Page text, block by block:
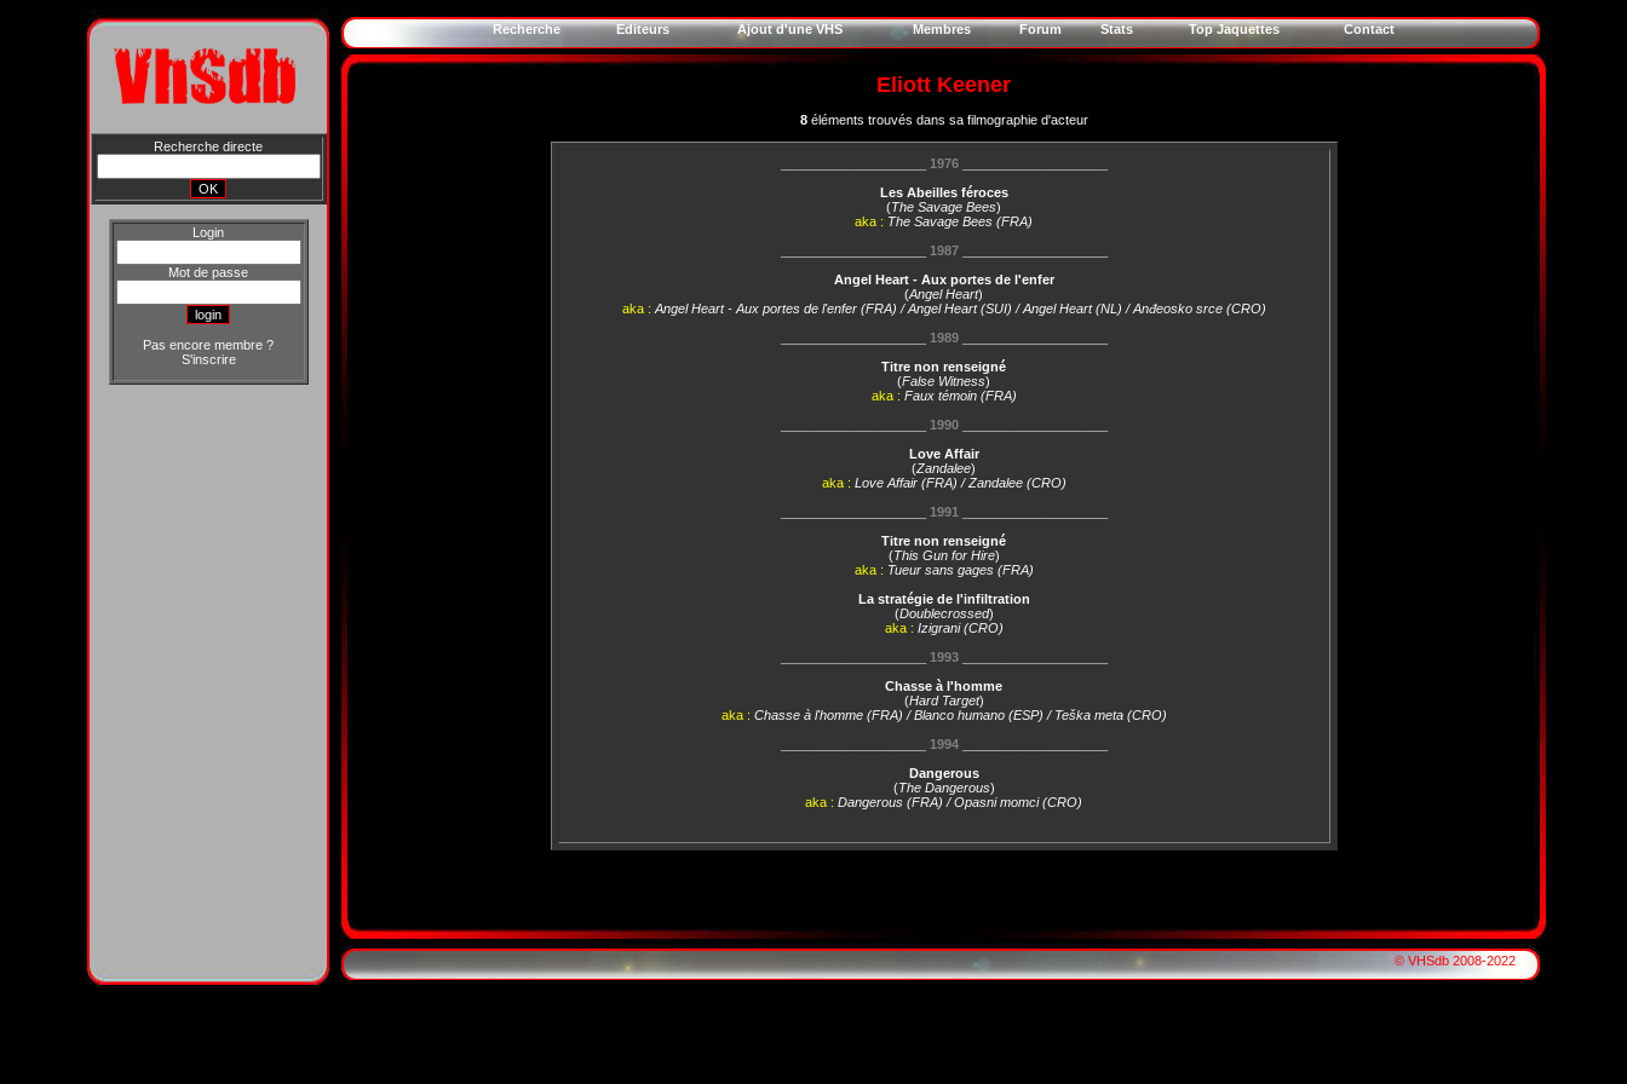
Recherche directe
Login
Mot de passe
Pas encore membre ?
S'inscrire
Recherche Editeurs Ajout d'une VHS Membres Forum Stats Top Jaquettes Contact
Eliott Keener
8éléments trouvés dans sa filmographie d'acteur
1976____________________
Les Abeilles féroces
(The Savage Bees)
aka : The Savage Bees (FRA)
1987____________________
Angel Heart - Aux portes de l'enfer
(Angel Heart)
aka : Angel Heart - Aux portes de l'enfer (FRA) / Angel Heart (SUI) / Angel Heart (NL) / Anđeosko srce (CRO)
1989____________________
Titre non renseigné
(False Witness)
aka : Faux témoin (FRA)
1990____________________
Love Affair
(Zandalee)
aka : Love Affair (FRA) / Zandalee (CRO)
1991
Titre non renseigné
(This Gun for Hire)
aka : Tueur sans gages (FRA)
La stratégie de l'infiltration
(Doublecrossed)
aka : Izigrani (CRO)
1993____________________
Chasse à l'homme
(Hard Target)
aka : Chasse à l'homme (FRA) / Blanco humano (ESP) / Teška meta (CRO)
1994____________________
Dangerous
(The Dangerous)
aka : Dangerous (FRA) / Opasni momci (CRO)
© VHSdb 2008-2022